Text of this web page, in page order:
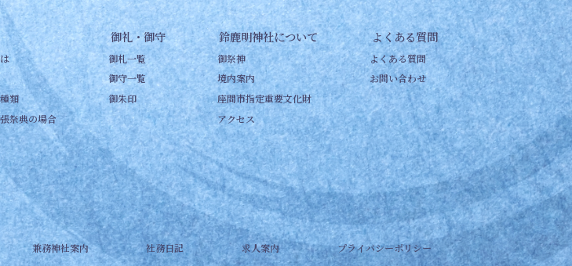
類
祭典の場合
御礼・御守
御札一覧
御守一覧
御朱印
鈴鹿明神社について
御祭神
境内案内
座間市指定重要文化財
アクセス
よくある質問
よくある質問
お問い合わせ
兼務神社案内 社務日記 求人案内 プライバシーポリシー